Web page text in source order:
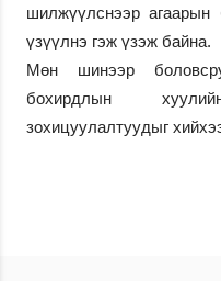
шилжүүлснээр агаарын
үзүүлнэ гэж үзэж байна.
Мөн шинээр
бохирдлын
зохицуулалтуудыг